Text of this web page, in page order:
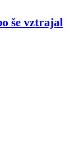
še vztrajal